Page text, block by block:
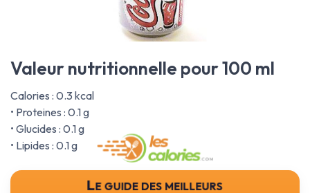
Valeur nutritionnelle pour 100 ml
Calories : 0.3 kcal
• Proteines : 0.1 g
• Glucides : 0.1 g
• Lipides : 0.1 g
Le guide des meilleurs